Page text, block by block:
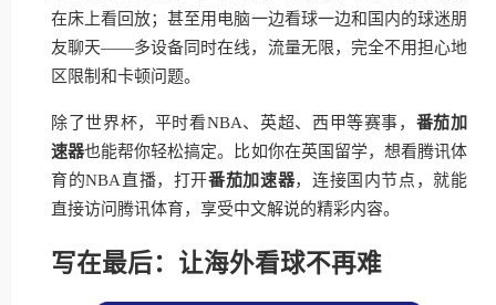
在床上看回放；甚至用电脑一边看球一边和国内的球迷朋
友聊天——多设备同时在线，流量无限，完全不用担心地
区限制和卡顿问题。
除了世界杯，平时看NBA、英超、西甲等赛事， 番茄加
速器也能帮你轻松搞定。比如你在英国留学，想看腾讯体
育的NBA直播，打开番茄加速器，连接国内节点，就能
直接访问腾讯体育，享受中文解说的精彩内容。
写在最后：让海外看球不再难